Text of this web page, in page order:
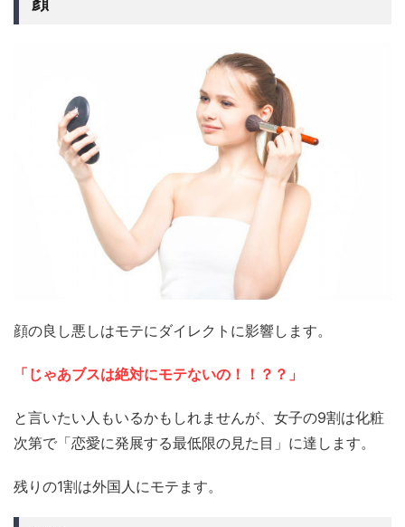
顔の良し悪しはモテにダイレクトに影響します。
「じゃあブスは絶対にモテないの！！？？」
と言いたい人もいるかもしれませんが、女子の9割は化粧
次第で「恋愛に発展する最低限の見た目」に達します。
残りの1割は外国人にモテます。